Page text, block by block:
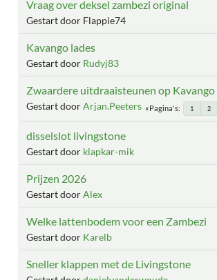
Vraag over deksel zambezi original
Gestart door Flappie74
Kavango lades
Gestart door Rudyj83
Zwaardere uitdraaisteunen op Kavango
Gestart doorArjan.Peeters Pagina's 1 2
disselslot livingstone
Gestart door klapkar-mik
Prijzen 2026
Gestart doorAlex
Welke lattenbodem voor een Zambezi
Gestart door Karelb
Sneller klappen met de Livingstone